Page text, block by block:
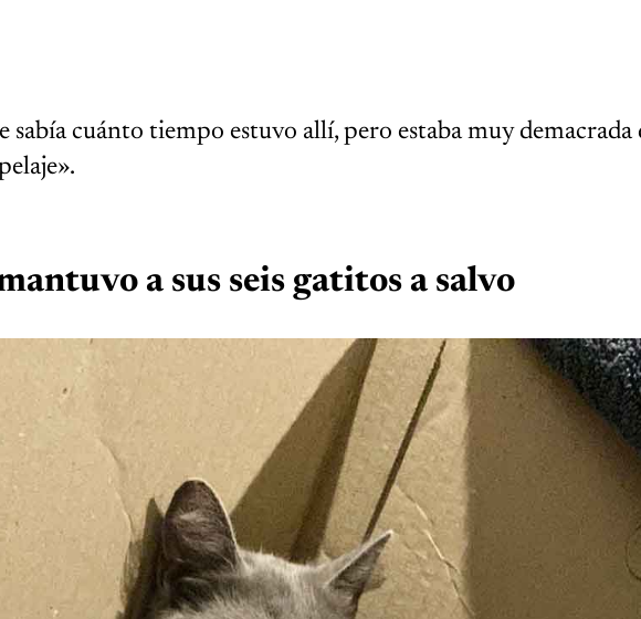
sabía cuánto tiempo estuvo allí, pero estaba muy demacrada
a sus seis gatitos a salvo